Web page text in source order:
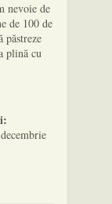
nevoie de
de 100 de
plină cu